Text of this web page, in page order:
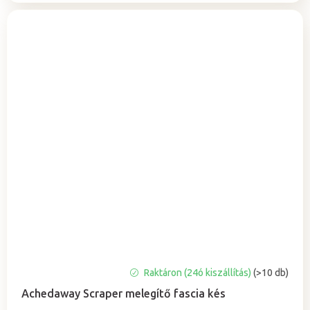
Achedaway Scraper melegítő fascia kés
átlagos
Raktáron (24ó kiszállítás)(>10 db)